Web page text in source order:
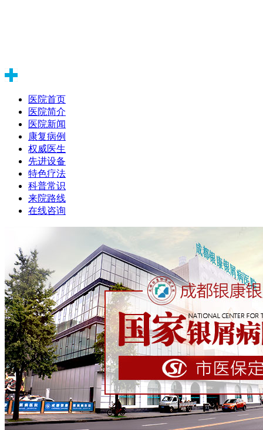
医院首页
医院简介
医院新闻
康复病例
权威医生
先进设备
特色疗法
科普常识
来院路线
在线咨询